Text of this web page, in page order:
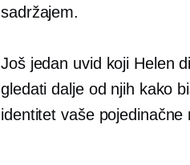
sadržajem.
Još jedan uvid koji Helen
gledati dalje od njih kako
identitet vaše pojedinačne